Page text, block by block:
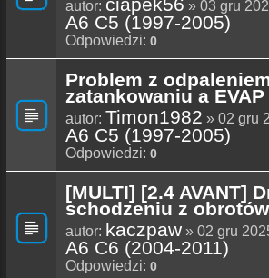
autor: » 03 gru
A6 C5 (1997-2005)
Odpowiedzi: 0
Problem z
zatankowaniu a EVAP
autor: Timon1982 » 02 gru
A6 C5 (1997-2005)
Odpowiedzi: 0
[MULTI] [2.4 AVANT]
schodzeniu z obrotów
autor: kaczpaw » 02 gru
A6 C6 (2004-2011)
Odpowiedzi: 0